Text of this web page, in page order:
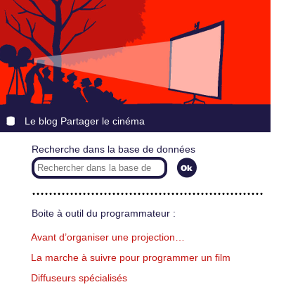
Le blog Partager le cinéma
Recherche dans la base de données
Boite à outil du programmateur :
Avant d’organiser une projection…
La marche à suivre pour programmer un film
Diffuseurs spécialisés